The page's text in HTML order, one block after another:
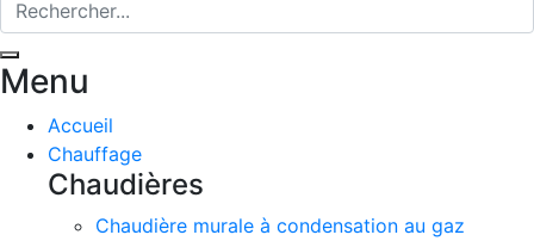
Menu
Accueil
Chauffage
Chaudières
Chaudière murale à condensation au gaz